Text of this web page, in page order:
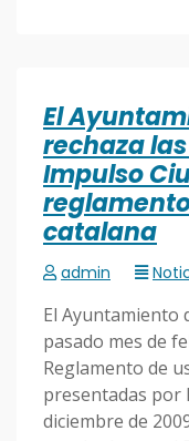
El
rechaza
Impulso
catalana
admin
El Ayuntamiento
pasado mes de
Reglamento de
presentadas por
diciembre de